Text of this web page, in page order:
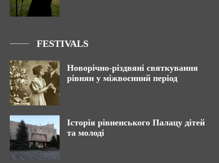
FESTIVALS
Новорічно-різдвяні святкування
рівнян у міжвоєнний період
Історія рівненського Палацу дітей
та молоді